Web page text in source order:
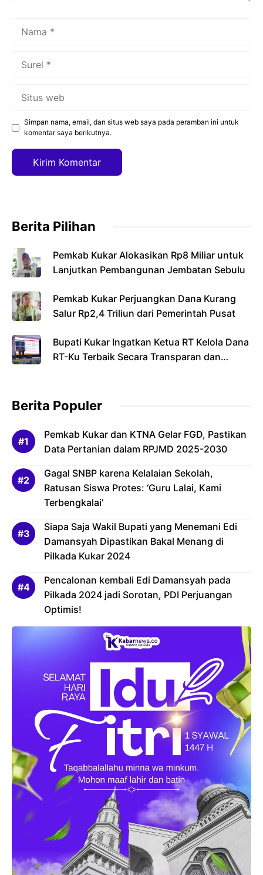
Simpan nama, email, dan situs web saya pada peramban ini untuk
komentar saya berikutnya.
Berita Pilihan
Pemkab Kukar Alokasikan Rp8 Miliar untuk
Lanjutkan Pembangunan Jembatan Sebulu
Pemkab Kukar Perjuangkan Dana Kurang
Salur Rp2,4 Triliun dari Pemerintah Pusat
Bupati Kukar Ingatkan Ketua RT Kelola Dana
RT-Ku Terbaik Secara Transparan dan
Berita Populer
Pemkab Kukar dan KTNA Gelar FGD, Pastikan
Data Pertanian dalam RPJMD 2025-2030
Gagal SNBP karena Kelalaian Sekolah,
Ratusan Siswa Protes: ‘Guru Lalai, Kami
Terbengkalai’
Siapa Saja Wakil Bupati yang Menemani Edi
Damansyah Dipastikan Bakal Menang di
Pilkada Kukar 2024
Pencalonan kembali Edi Damansyah pada
Pilkada 2024 jadi Sorotan, PDI Perjuangan
Optimis!